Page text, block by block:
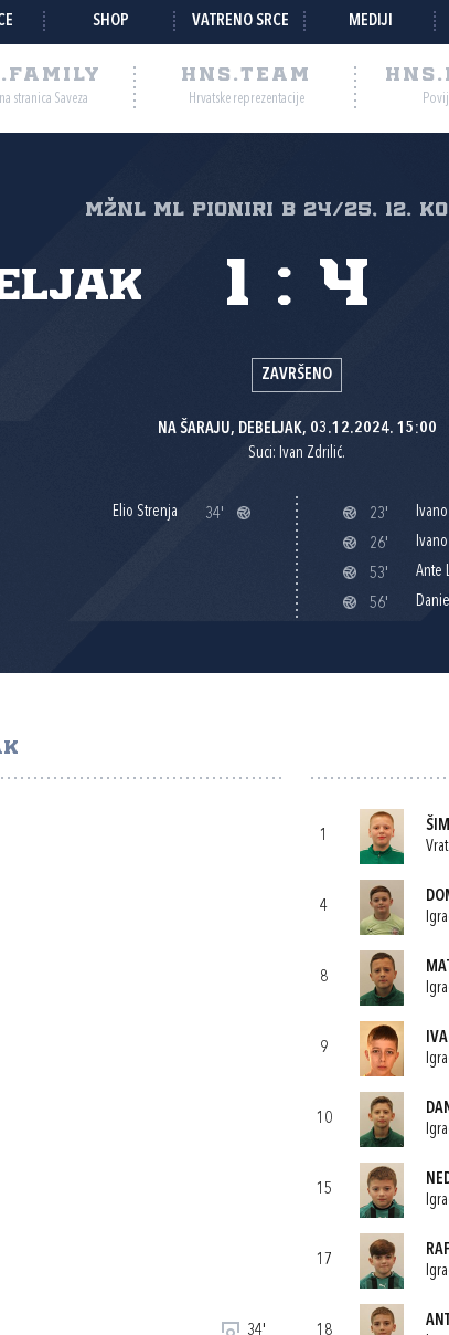
SHOP VATRENO SRCE MEDIJI
stranica Saveza
HNS.TEAM
Hrvatske reprezentacije
MŽNL ML PIONIRI B 24/25, 12.
1 : 4
ZAVRŠENO
NA ŠARAJU, DEBELJAK, 03.12.2024. 15:00
Suci: Ivan Zdrilić.
Elio Strenja 34' 23'
26'
53'
Ante
56'
34'
1
4
8
9
10
15
17
18